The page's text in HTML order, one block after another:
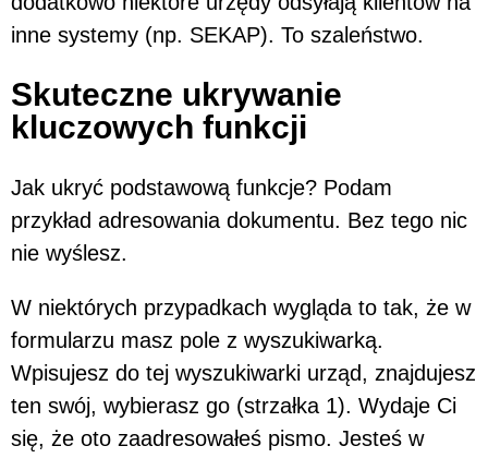
inne systemy (np. SEKAP). To szaleństwo.
Skuteczne ukrywanie
kluczowych funkcji
Jak ukryć podstawową funkcje? Podam
przykład adresowania dokumentu. Bez tego nic
nie wyślesz.
W niektórych przypadkach wygląda to tak, że w
formularzu masz pole z wyszukiwarką.
Wpisujesz do tej wyszukiwarki urząd, znajdujesz
ten swój, wybierasz go (strzałka 1). Wydaje Ci
się, że oto zaadresowałeś pismo. Jesteś w